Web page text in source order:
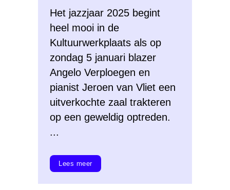
Het jazzjaar 2025 begint
heel mooi in de
Kultuurwerkplaats als op
zondag 5 januari blazer
Angelo Verploegen en
pianist Jeroen van Vliet een
uitverkochte zaal trakteren
op een geweldig optreden.
...
Lees meer